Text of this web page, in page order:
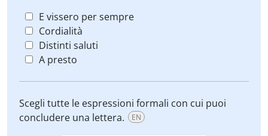
E vissero per sempre
Cordialità
Distinti saluti
A presto
Scegli tutte le espressioni formali con cui puoi
concludere una lettera.
EN